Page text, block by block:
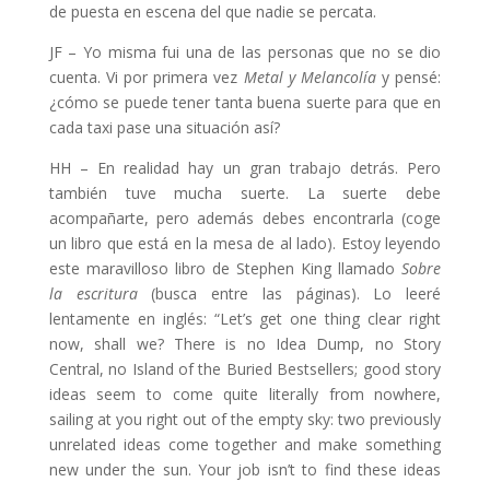
de puesta en escena del que nadie se percata.
JF – Yo misma fui una de las personas que no se dio
cuenta. Vi por primera vez Metal y Melancolíay pensé:
¿cómo se puede tener tanta buena suerte para que en
cada taxi pase una situación así?
HH – En realidad hay un gran trabajo detrás. Pero
también tuve mucha suerte. La suerte debe
acompañarte, pero además debes encontrarla (coge
un libro que está en la mesa de al lado). Estoy leyendo
este maravilloso libro de Stephen King llamadoSobre
la escritura (busca entre las páginas). Lo leeré
lentamente en inglés: “Let’s get one thing clear right
now, shall we? There is no Idea Dump, no Story
Central, no Island of the Buried Bestsellers; good story
ideas seem to come quite literally from nowhere,
sailing at you right out of the empty sky: two previously
unrelated ideas come together and make something
new under the sun. Your job isn’t to find these ideas